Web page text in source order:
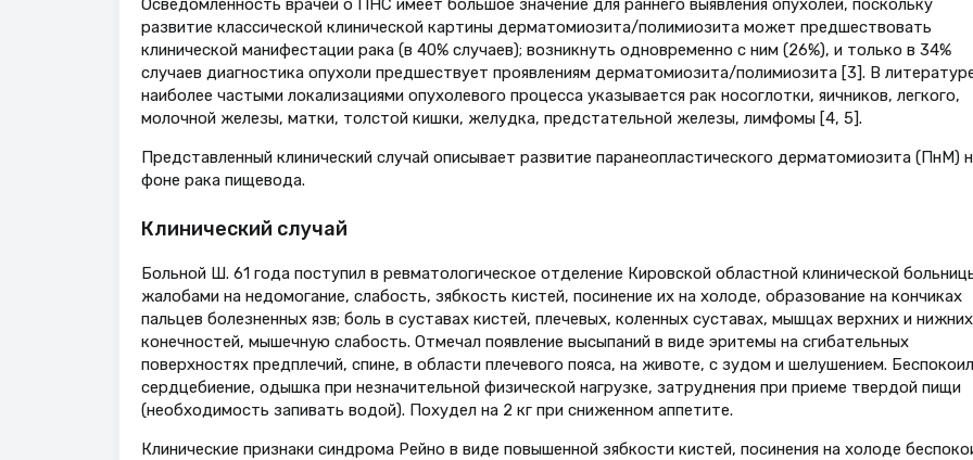
Осведомленность врачей о ПНС имеет большое значение для раннего выявления опухолей, поскольку
развитие классической клинической картины дерматомиозита/полимиозита может предшествовать
клинической манифестации рака (в 40% случаев); возникнуть одновременно с ним (26%), и только в 34%
случаев диагностика опухоли предшествует проявлениям дерматомиозита/полимиозита [3]. В
наиболее частыми локализациями опухолевого процесса указывается рак носоглотки, яичников, легкого,
молочной железы, матки, толстой кишки, желудка, предстательной железы, лимфомы [4, 5].
Представленный клинический случай описывает развитие паранеопластического дерматомиозита (ПнМ)
фоне рака пищевода.
Клинический случай
Больной Ш. 61 года поступил в ревматологическое отделение Кировской областной клинической
жалобами на недомогание, слабость, зябкость кистей, посинение их на холоде, образование на кончиках
пальцев болезненных язв; боль в суставах кистей, плечевых, коленных суставах, мышцах верхних и нижних
конечностей, мышечную слабость. Отмечал появление высыпаний в виде эритемы на сгибательных
поверхностях предплечий, спине, в области плечевого пояса, на животе, с зудом и шелушением.
сердцебиение, одышка при незначительной физической нагрузке, затруднения при приеме твердой пищи
(необходимость запивать водой). Похудел на 2 кг при сниженном аппетите.
Клинические признаки синдрома Рейно в виде повышенной зябкости кистей, посинения на холоде